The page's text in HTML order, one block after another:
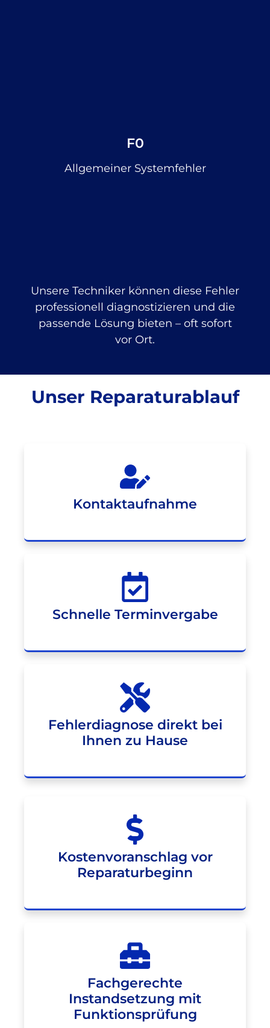
F0
Allgemeiner Systemfehler
Unsere Techniker können diese Fehler
professionell diagnostizieren und die
passende Lösung bieten – oft sofort
vor Ort.
Unser Reparaturablauf
Kontaktaufnahme
Schnelle Terminvergabe
Fehlerdiagnose direkt bei
Ihnen zu Hause
Kostenvoranschlag vor
Reparaturbeginn
Fachgerechte
Instandsetzung mit
Funktionsprüfung